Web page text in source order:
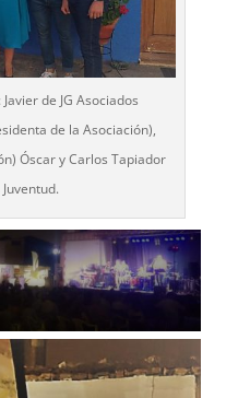
de JG Asociados
de la Asociación),
Óscar y Carlos Tapiador